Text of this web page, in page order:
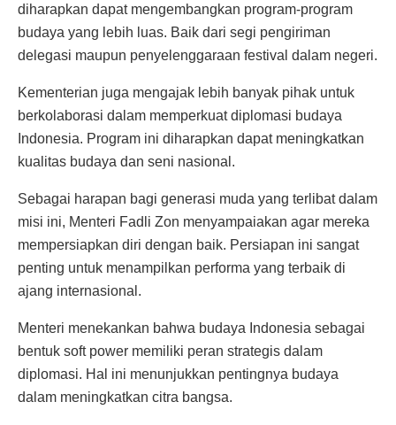
diharapkan dapat mengembangkan program-program
budaya yang lebih luas. Baik dari segi pengiriman
delegasi maupun penyelenggaraan festival dalam negeri.
Kementerian juga mengajak lebih banyak pihak untuk
berkolaborasi dalam memperkuat diplomasi budaya
Indonesia. Program ini diharapkan dapat meningkatkan
kualitas budaya dan seni nasional.
Sebagai harapan bagi generasi muda yang terlibat dalam
misi ini, Menteri Fadli Zon menyampaiakan agar mereka
mempersiapkan diri dengan baik. Persiapan ini sangat
penting untuk menampilkan performa yang terbaik di
ajang internasional.
Menteri menekankan bahwa budaya Indonesia sebagai
bentuk soft power memiliki peran strategis dalam
diplomasi. Hal ini menunjukkan pentingnya budaya
dalam meningkatkan citra bangsa.